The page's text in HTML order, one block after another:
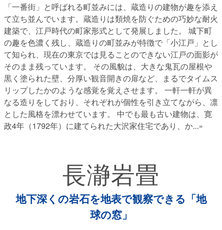
「一番街」と呼ばれる町並みには、蔵造りの建物が趣を添え
て立ち並んでいます。蔵造りは類焼を防ぐための巧妙な耐火
建築で、江戸時代の町家形式として発展しました。 城下町
の趣を色濃く残し、蔵造りの町並みが特徴で「小江戸」とし
て知られ、現在の東京では見ることのできない江戸の面影が
そのまま残っています。 その風貌は、大きな鬼瓦の屋根や
黒く塗られた壁、分厚い観音開きの扉など、まるでタイムス
リップしたかのような感覚を覚えさせます。 一軒一軒が異
なる造りをしており、それぞれが個性を引き立てながら、凛
とした風格を漂わせています。 中でも最も古い建物は、寛
政4年（1792年）に建てられた大沢家住宅であり、か...»
長瀞岩畳
地下深くの岩石を地表で観察できる「地
球の窓」